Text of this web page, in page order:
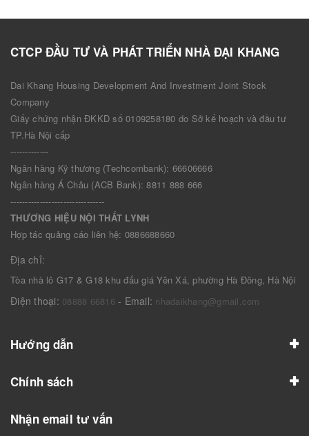
CTCP ĐẦU TƯ VÀ PHÁT TRIỂN NHÀ ĐẠI KHANG
Dai Khang Housing Development And Investment Joint Stock
Company
Giấy chứng nhận ĐKKD số 0109258180 do Sở kế hoạch và đầu tư
TP.Hà Nội cấp
-------------
Ngân hàng Kỹ thương (Techcombank): 66606666
Ngân hàng Á Châu (ACB Bank): 8811 888 666
--------------------------------
THƯƠNG HIỆU NỘI THẤT LYNH
Hợp tác quảng cáo liên hệ: 0886688660
Địa chỉ:
Tòa nhà lô G17 & G18 khu đấu giá Yên Xá, phường Hà Đông, Hà Nội
Điện thoại: 08888 66816 - Email: nhadaikhang@gmail.com
Hướng dẫn
Chính sách
Nhận email tư vấn